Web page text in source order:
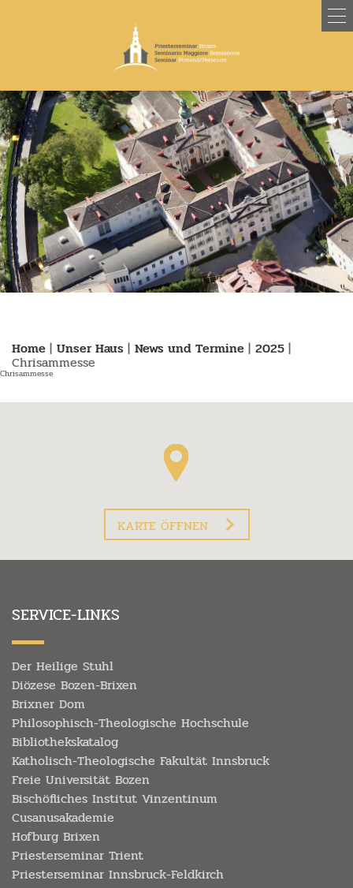
Home | Unser Haus | News und Termine | 2025 |
Chrisammesse
Chrisammesse
KARTE ÖFFNEN
SERVICE-LINKS
Der Heilige Stuhl
Diözese Bozen-Brixen
Brixner Dom
Philosophisch-Theologische Hochschule
Bibliothekskatalog
Katholisch-Theologische Fakultät Innsbruck
Freie Universität Bozen
Bischöfliches Institut Vinzentinum
Cusanusakademie
Hofburg Brixen
Priesterseminar Trient
Priesterseminar Innsbruck-Feldkirch